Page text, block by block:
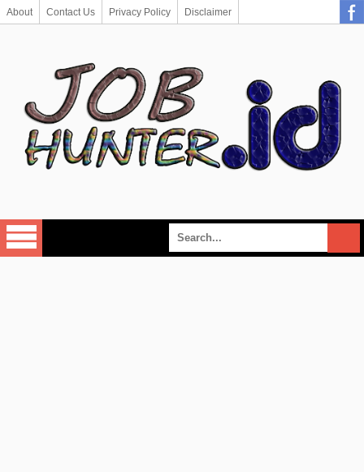
About Contact Us Privacy Policy Disclaimer